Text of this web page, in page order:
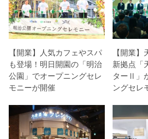
【開業】人気カフェやスパ
も登場！明日開園の「明治
公園」でオープニングセレ
モニーが開催
【開業
新拠点「
ターⅡ」
ングセレ